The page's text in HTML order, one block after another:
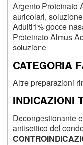
Argento Proteinato
auricolari,
Adulti1% gocce
Proteinato Almus
soluzione
CATEGORIA
Altre preparazioni
INDICAZIONI
Decongestionante
antisettico del